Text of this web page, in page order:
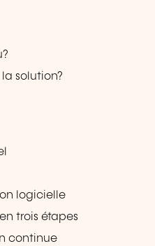
solution?
logicielle
trois étapes
continue